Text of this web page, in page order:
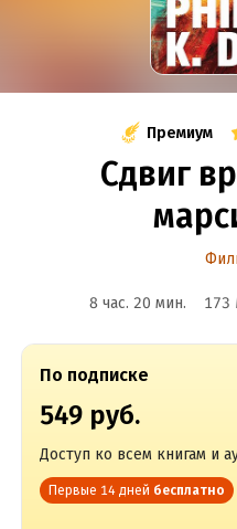
Премиум
Сдвиг
8 час. 20 мин. 173
По подписке
549 руб.
Доступ ко всем книгам и
Первые 14 дней бесплатно